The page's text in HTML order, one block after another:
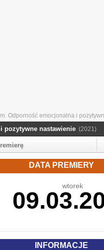
Odporność emocjonalna i
pozytywne nastawienie (2021)
DATA PREMIERY
wtorek
INFORMACJE